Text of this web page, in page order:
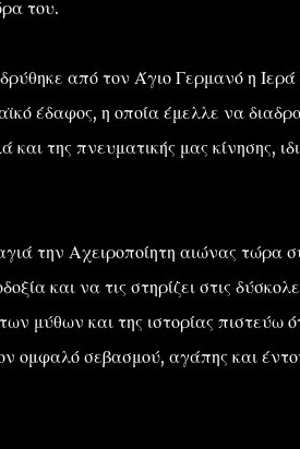
του.
από τον Άγιο Γερμανό η Ιερά
έδαφος, η οποία έμελλε να
της πνευματικής μας κίνησης,
την Αχειροποίητη αιώνας τώρα
και να τις στηρίζει στις
μύθων και της ιστορίας πιστεύω
ομφαλό σεβασμού, αγάπης και